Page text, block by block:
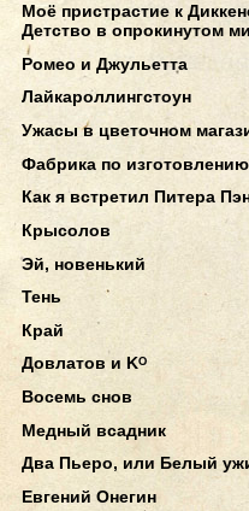
Моё пристрастие к
Детство в опрокинутом
Ромео и Джульетта
Лайкароллингстоун
Ужасы в цветочном
Фабрика по
Как я встретил Питера
Крысолов
Эй, новенький
Тень
Край
Довлатов и Kᴼ
Восемь снов
Медный всадник
Два Пьеро, или Белый
Евгений Онегин